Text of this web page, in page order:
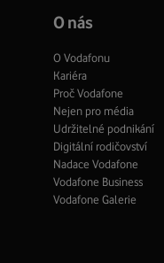
O nás
O Vodafonu
Kariéra
Proč Vodafone
Nejen pro média
Udržitelné podnikání
Digitální rodičovství
Nadace Vodafone
Vodafone Business
Vodafone Galerie